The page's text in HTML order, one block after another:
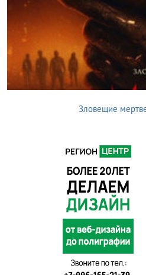
Зловещие